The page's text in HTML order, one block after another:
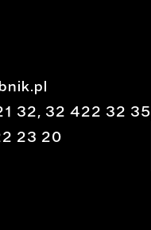
32, 32 422 32 35
23 20